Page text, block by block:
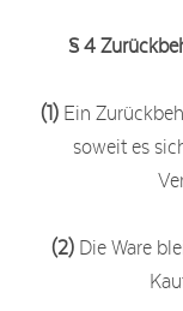
§ 4
(1) Ein
soweit es
(2)Die Ware